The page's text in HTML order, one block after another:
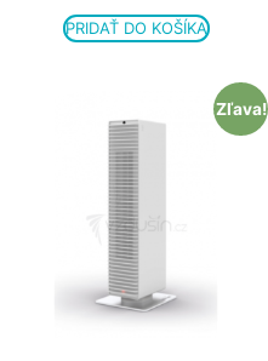
PRIDAŤ DO KOŠÍKA
Zľava!